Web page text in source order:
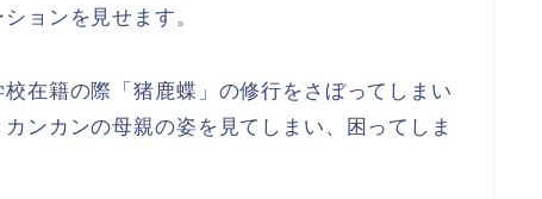
ョンを見せます。
在籍の際「猪鹿蝶」の修行をさぼってしまい
ンカンの母親の姿を見てしまい、困ってしま